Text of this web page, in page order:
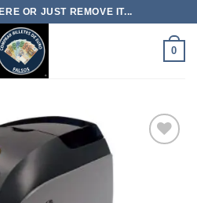
OR JUST REMOVE IT...
0